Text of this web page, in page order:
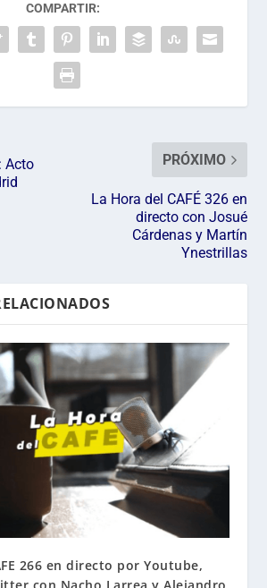
COMPARTIR:
Acto
PRÓXIMO
La Hora del CAFÉ 326 en
directo con Josué
Cárdenas y Martín
Ynestrillas
266 en directo por Youtube,